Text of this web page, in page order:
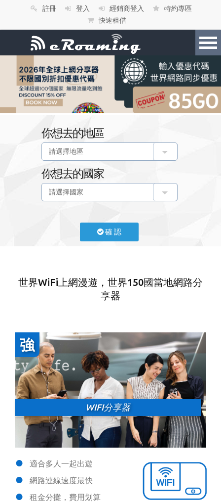
註冊 登入 經銷商登入
特約專區
快速租借
你想去的地區
你想去的國家
確 認
世界WiFi上網漫遊，世界150國當地網路分
享器
WIFI分享器
適合多人一起出遊
網路連線速度最快
租金分攤，費用划算